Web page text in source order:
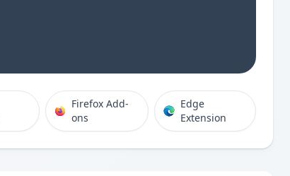
Firefox Add-
ons
Edge
Extension